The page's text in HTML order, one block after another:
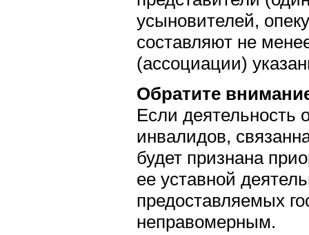
усыновителей,
составляют не
(ассоциации)
Обратите
Если деятельность
инвалидов,
будет признана
ее уставной
предоставляемых
неправомерным.